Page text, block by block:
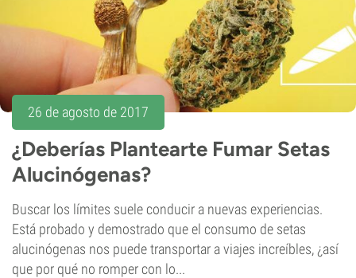
26 de agosto de 2017
¿Deberías Plantearte Fumar Setas
Alucinógenas?
Buscar los límites suele conducir a nuevas experiencias.
Está probado y demostrado que el consumo de setas
alucinógenas nos puede transportar a viajes increíbles, ¿así
que por qué no romper con lo...